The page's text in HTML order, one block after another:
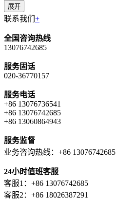
展开
联系我们 +
全国咨询热线
13076742685
服务固话
020-36770157
服务电话
+86 13076736541
+86 13076742685
+86 13060864943
服务监督
业务咨询热线：+86 13076742685
24小时值班客服
客服1：+86 13076742685
客服2：+86 18026387291